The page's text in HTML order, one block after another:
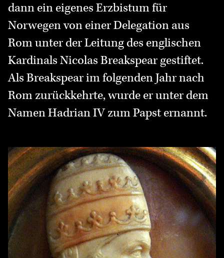
dann ein eigenes Erzbistum für
Norwegen von einer Delegation aus
Rom unter der Leitung des englischen
Kardinals Nicolas Breakspear gestiftet.
Als Breakspear im folgenden Jahr nach
Rom zurückkehrte, wurde er unter dem
Namen Hadrian IV zum Papst ernannt.